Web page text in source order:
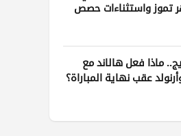
تموز واستثناءات حصص
ماذا فعل هالاند مع
عقب نهاية المباراة؟